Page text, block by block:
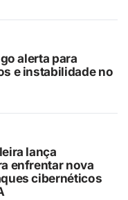
alerta para
e instabilidade no
lança
enfrentar nova
cibernéticos